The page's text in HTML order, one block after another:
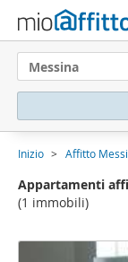
Messina
Inizio Affitto
Appartamenti
(1 immobili)